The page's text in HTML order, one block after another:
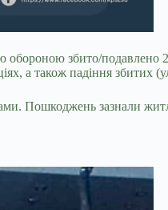
збито/подавлено
а також падіння збитих
Пошкоджень зазнали